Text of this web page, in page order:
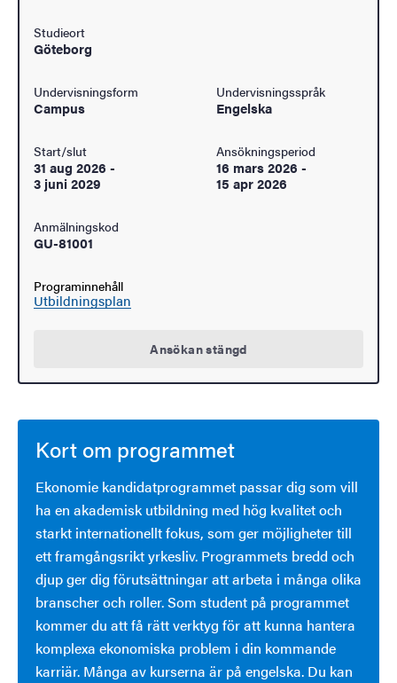
Studieort
Göteborg
Undervisningsform
Campus
Undervisningsspråk
Engelska
Start/slut
31 aug 2026 -
3 juni 2029
Ansökningsperiod
16 mars 2026 -
15 apr 2026
Anmälningskod
GU-81001
Programinnehåll
Utbildningsplan
Ansökan stängd
Kort om programmet
Ekonomie kandidatprogrammet passar dig som vill
ha en akademisk utbildning med hög kvalitet och
starkt internationellt fokus, som ger möjligheter till
ett framgångsrikt yrkesliv. Programmets bredd och
djup ger dig förutsättningar att arbeta i många olika
branscher och roller. Som student på programmet
kommer du att få rätt verktyg för att kunna hantera
komplexa ekonomiska problem i din kommande
karriär. Många av kurserna är på engelska. Du kan